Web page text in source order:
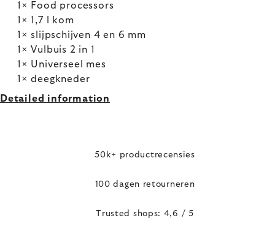
1× Food processors
1× 1,7 l kom
1× slijpschijven 4 en 6 mm
1× Vulbuis 2 in 1
1× Universeel mes
1× deegkneder
Detailed information
50k+ productrecensies
100 dagen retourneren
Trusted shops: 4,6 / 5